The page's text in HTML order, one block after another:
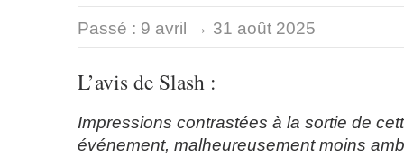
Passé : 9 avril → 31 août 2025
L’avis de Slash :
Impressions contrastées à la sortie de
événement, malheureusement moins